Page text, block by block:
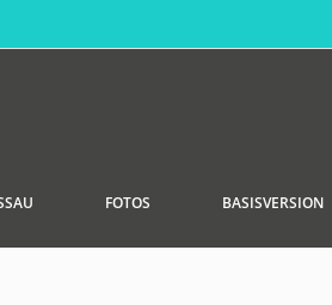
FOTOS BASISVERSION